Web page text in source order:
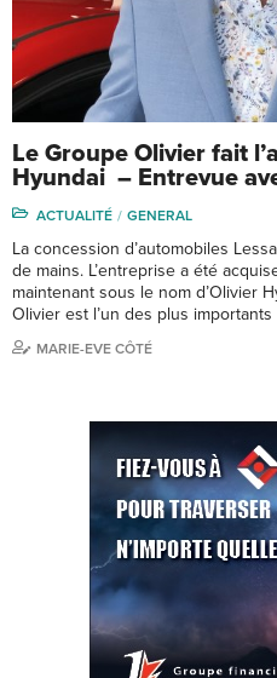
Le Groupe Olivier fait
Hyundai – Entrevue
ACTUALITÉ GENERAL
La concession d’automobiles
de mains. L’entreprise a été
maintenant sous le nom d’Olivier
Olivier est l’un des plus
MARIE-EVE CÔTÉ